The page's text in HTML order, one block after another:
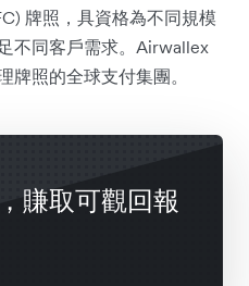
牌照，具資格為不同規模
不同客戶需求。Airwallex
牌照的全球支付集團。
賺取可觀回報